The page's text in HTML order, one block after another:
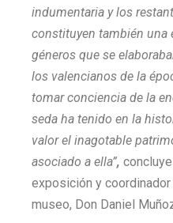
indumentaria y los
constituyen también una
géneros que se
los valencianos de la
tomar conciencia de la
seda ha tenido en la
valor el inagotable
asociado a ella”,
exposición y
museo, Don Daniel